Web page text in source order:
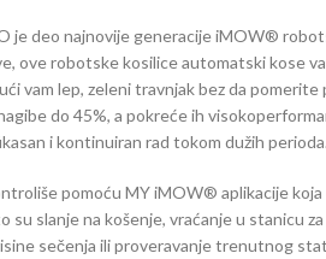
je deo najnovije generacije iMOW®
ove robotske kosilice automatski kose
vam lep, zeleni travnjak bez da
do 45%, a pokreće ih
i kontinuiran rad tokom dužih perioda.
pomoću MY iMOW® aplikacije
su slanje na košenje, vraćanje u stanicu
sečenja ili proveravanje trenutnog